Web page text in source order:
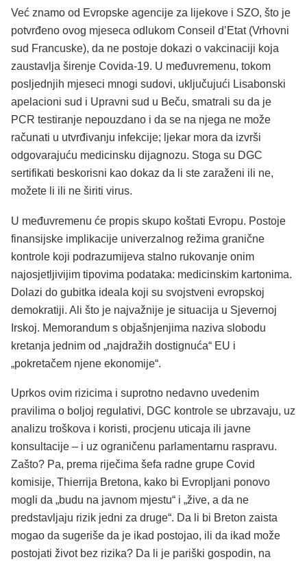
Već znamo od Evropske agencije za lijekove i SZO, što je
potvrđeno ovog mjeseca odlukom Conseil d’Etat (Vrhovni
sud Francuske), da ne postoje dokazi o vakcinaciji koja
zaustavlja širenje Covida-19. U međuvremenu, tokom
posljednjih mjeseci mnogi sudovi, uključujući Lisabonski
apelacioni sud i Upravni sud u Beču, smatrali su da je
PCR testiranje nepouzdano i da se na njega ne može
računati u utvrđivanju infekcije; ljekar mora da izvrši
odgovarajuću medicinsku dijagnozu. Stoga su DGC
sertifikati beskorisni kao dokaz da li ste zaraženi ili ne,
možete li ili ne širiti virus.
U međuvremenu će propis skupo koštati Evropu. Postoje
finansijske implikacije univerzalnog režima granične
kontrole koji podrazumijeva stalno rukovanje onim
najosjetljivijim tipovima podataka: medicinskim kartonima.
Dolazi do gubitka ideala koji su svojstveni evropskoj
demokratiji. Ali što je najvažnije je situacija u Sjevernoj
Irskoj. Memorandum s objašnjenjima naziva slobodu
kretanja jednim od „najdražih dostignuća“ EU i
„pokretačem njene ekonomije“.
Uprkos ovim rizicima i suprotno nedavno uvedenim
pravilima o boljoj regulativi, DGC kontrole se ubrzavaju, uz
analizu troškova i koristi, procjenu uticaja ili javne
konsultacije – i uz ograničenu parlamentarnu raspravu.
Zašto? Pa, prema riječima šefa radne grupe Covid
komisije, Thierrija Bretona, kako bi Evropljani ponovo
mogli da „budu na javnom mjestu“ i „žive, a da ne
predstavljaju rizik jedni za druge“. Da li bi Breton zaista
mogao da sugeriše da je ikad postojao, ili da ikad može
postojati život bez rizika? Da li je pariški gospodin, na